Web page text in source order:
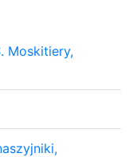
Moskitiery,